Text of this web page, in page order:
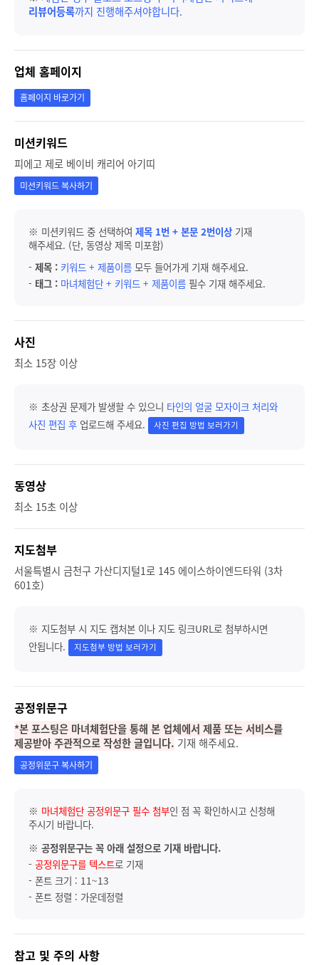
리뷰어등록까지 진행해주셔야합니다.
업체 홈페이지
홈페이지 바로가기
미션키워드
피에고 제로 베이비 캐리어 아기띠
미션키워드 복사하기
※ 미션키워드 중 선택하여 제목 1번 + 본문 2번이상 기재
해주세요. (단, 동영상 제목 미포함)
- 제목 : 키워드 + 제품이름 모두 들어가게 기재 해주세요.
- 태그 : 마녀체험단 + 키워드 + 제품이름 필수 기재 해주세요.
사진
최소 15장 이상
※ 초상권 문제가 발생할 수 있으니 타인의 얼굴 모자이크 처리와
사진 편집 후 업로드해 주세요. 사진 편집 방법 보러가기
동영상
최소 15초 이상
지도첨부
서울특별시 금천구 가산디지털1로 145 에이스하이엔드타워 (3차
601호)
※ 지도첨부 시 지도 캡처본 이나 지도 링크URL로 첨부하시면
안됩니다.
지도첨부 방법 보러가기
공정위문구
*본 포스팅은 마녀체험단을 통해 본 업체에서 제품 또는 서비스를
제공받아 주관적으로 작성한 글입니다. 기재 해주세요.
공정위문구 복사하기
※ 마녀체험단 공정위문구 필수 첨부인 점 꼭 확인하시고 신청해
주시기 바랍니다.
※ 공정위문구는 꼭 아래 설정으로 기재 바랍니다.
- 공정위문구를 텍스트로 기재
- 폰트 크기 : 11~13
- 폰트 정렬 : 가운데정렬
참고 및 주의 사항